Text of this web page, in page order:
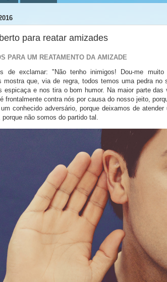
para reatar amizades
PARA UM REATAMENTO DA AMIZADE
de exclamar: "Não tenho inimigos! Dou-me muito
mostra que, via de regra, todos temos uma pedra no
espicaça e nos tira o bom humor. Na maior parte das
frontalmente contra nós por causa do nosso jeito,
conhecido adversário, porque deixamos de atender
não somos do partido tal.